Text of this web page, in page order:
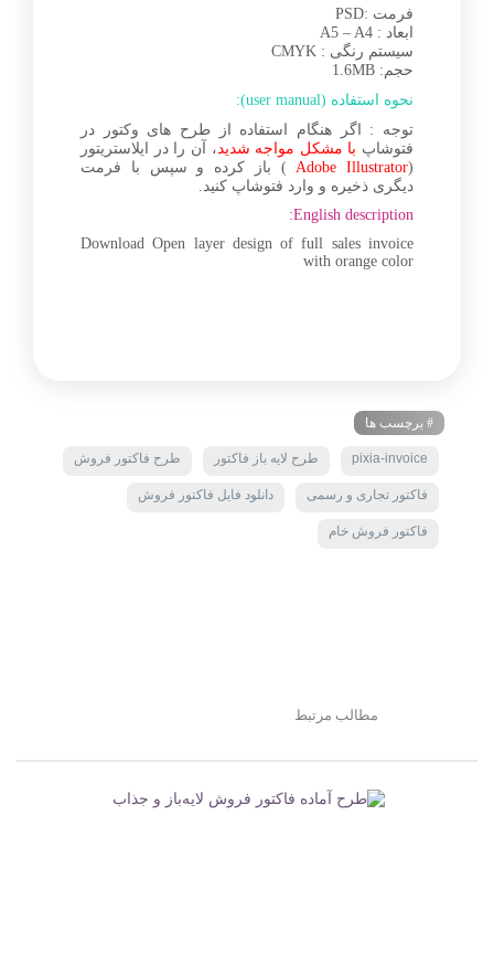
فرمت :PSD
ابعاد : A5 – A4
سیستم رنگی : CMYK
حجم: 1.6MB
نحوه استفاده (user manual):
توجه : اگر هنگام استفاده از طرح های وکتور در
فتوشاپ با مشکل مواجه شدید، آن را در ایلاستریتور
(
Adobe Illustrator) باز کرده و سپس با فرمت
دیگری ذخیره و وارد فتوشاپ کنید.
English description:
Download Open layer design of full sales invoice
with orange color
# برچسب ها
pixia-invoice طرح لایه باز فاکتور طرح فاکتور فروش
فاکتور تجاری و رسمی دانلود فایل فاکتور فروش
فاکتور فروش خام
مطالب مرتبط